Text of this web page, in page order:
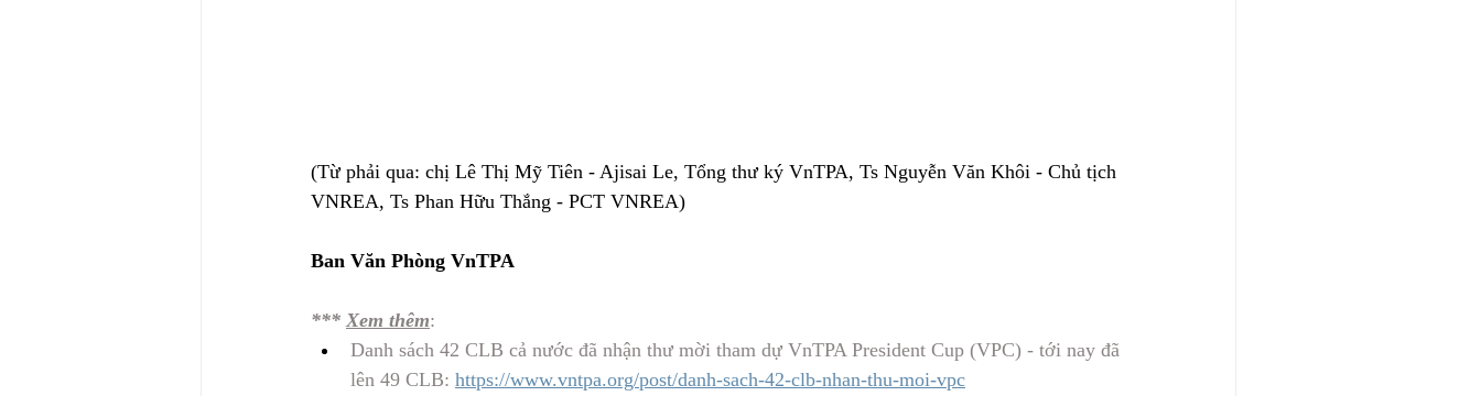
(Từ phải qua: chị Lê Thị Mỹ Tiên - Ajisai Le, Tổng thư ký VnTPA, Ts Nguyễn Văn Khôi - Chủ tịch
VNREA, Ts Phan Hữu Thắng - PCT VNREA)
Ban Văn Phòng VnTPA
*** Xem thêm:
Danh sách 42 CLB cả nước đã nhận thư mời tham dự VnTPA President Cup (VPC) - tới nay đã
lên 49 CLB: https://www.vntpa.org/post/danh-sach-42-clb-nhan-thu-moi-vpc